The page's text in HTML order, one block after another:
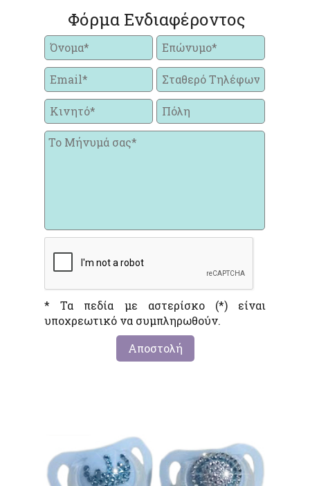
Φόρμα Ενδιαφέροντος
* Τα πεδία με αστερίσκο (*) είναι
υποχρεωτικό να συμπληρωθούν.